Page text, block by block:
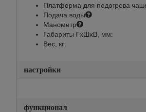
Платформа для подогрева
Подача воды
Манометр
Габариты ГхШхВ, мм:
Вес, кг:
настройки
функционал